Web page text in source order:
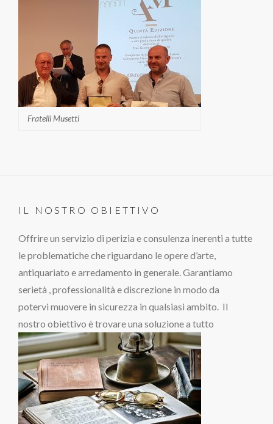
Fratelli Musetti
IL NOSTRO OBIETTIVO
Offrire un servizio di perizia e consulenza inerenti a tutte
le problematiche che riguardano le opere d’arte,
antiquariato e arredamento in generale. Garantiamo
serietà , professionalità e discrezione in modo da
potervi muovere in sicurezza in qualsiasi ambito. Il
nostro obiettivo è trovare una soluzione a tutto